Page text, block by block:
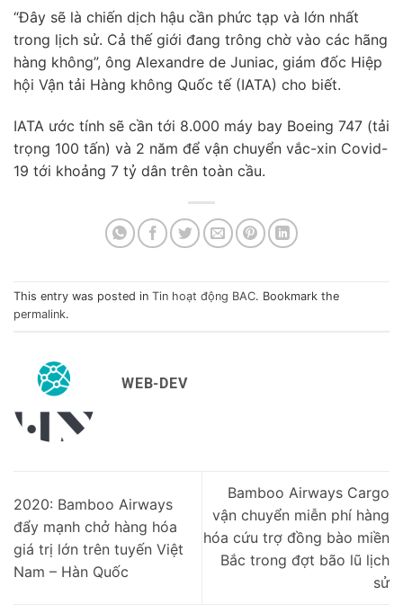
“Đây sẽ là chiến dịch hậu cần phức tạp và lớn nhất
trong lịch sử. Cả thế giới đang trông chờ vào các hãng
hàng không”, ông Alexandre de Juniac, giám đốc Hiệp
hội Vận tải Hàng không Quốc tế (IATA) cho biết.
IATA ước tính sẽ cần tới 8.000 máy bay Boeing 747 (tải
trọng 100 tấn) và 2 năm để vận chuyển vắc-xin Covid-
19 tới khoảng 7 tỷ dân trên toàn cầu.
This entry was posted in Tin hoạt động BAC. Bookmark the
permalink.
WEB-DEV
2020: Bamboo Airways
đẩy mạnh chở hàng hóa
giá trị lớn trên tuyến Việt
Nam – Hàn Quốc
Bamboo Airways Cargo
vận chuyển miễn phí hàng
hóa cứu trợ đồng bào miền
Bắc trong đợt bão lũ lịch
sử